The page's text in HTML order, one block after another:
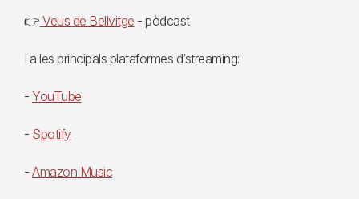
👉 Veus de Bellvitge - pòdcast
I a les principals plataformes d’streaming:
- YouTube
- Spotify
- Amazon Music